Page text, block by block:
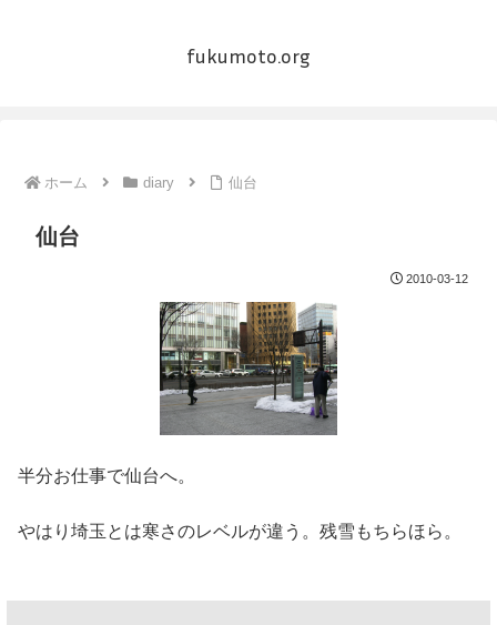
fukumoto.org
ホーム diary 仙台
仙台
2010-03-12
半分お仕事で仙台へ。
やはり埼玉とは寒さのレベルが違う。残雪もちらほら。